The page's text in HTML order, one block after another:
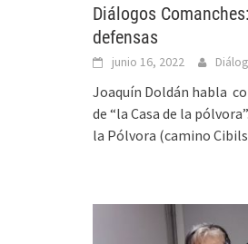
Diálogos
defensas
junio 16, 2022
Joaquín Doldán habla
de “la Casa de la
la Pólvora (camino